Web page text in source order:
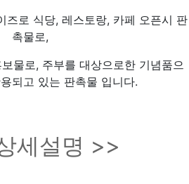
즈로 식당, 레스토랑, 카페 오픈시 판
촉물로,
물로, 주부를 대상으로한 기념품으
되고 있는 판촉물 입니다.
세설명 >>